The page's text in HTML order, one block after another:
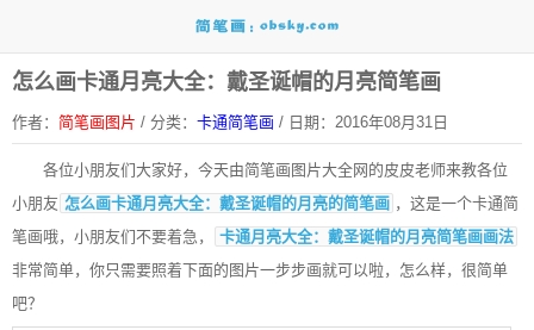
怎么画卡通月亮大全：戴圣诞帽的月亮简笔画
作者： 简笔画图片 / 分类： 卡通简笔画 / 日期：2016年08月31日
各位小朋友们大家好，今天由简笔画 图片大全网的皮皮老师来教各位
小朋友 怎么画卡通月亮大全：戴圣诞帽的月亮的简笔画 ，这是一个卡通简
笔画哦，小朋友们不要着急，
卡通月亮大全：戴圣诞帽的月亮简笔画画法
非常简单，你只需要照着下面的图片一步步画就可以啦，怎么样，很简单
吧？